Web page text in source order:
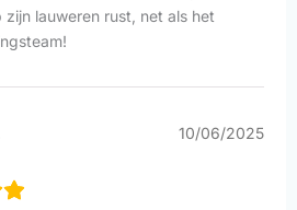
lauweren rust, net als het
10/06/2025